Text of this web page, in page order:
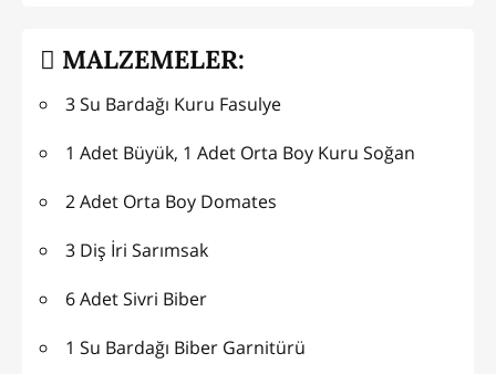
MALZEMELER:
3 Su Bardağı Kuru Fasulye
1 Adet Büyük, 1 Adet Orta Boy Kuru Soğan
2 Adet Orta Boy Domates
3 Diş İri Sarımsak
6 Adet Sivri Biber
1 Su Bardağı Biber Garnitürü